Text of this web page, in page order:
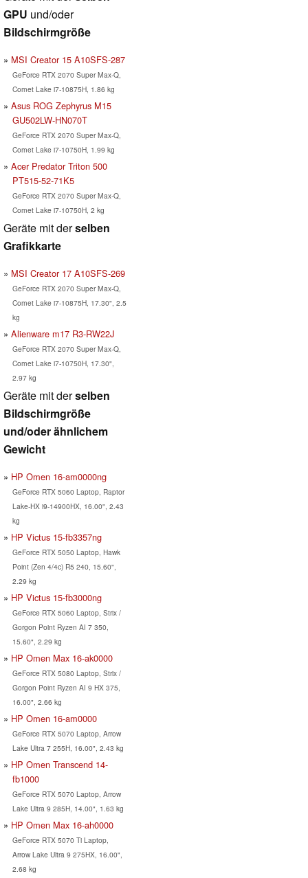
GPU und/oder
Bildschirmgröße
MSI Creator 15 A10SFS-287
GeForce RTX 2070 Super Max-Q,
Comet Lake i7-10875H, 1.86 kg
Asus ROG Zephyrus M15
GU502LW-HN070T
GeForce RTX 2070 Super Max-Q,
Comet Lake i7-10750H, 1.99 kg
Acer Predator Triton 500
PT515-52-71K5
GeForce RTX 2070 Super Max-Q,
Comet Lake i7-10750H, 2 kg
Geräte mit derselben
Grafikkarte
MSI Creator 17 A10SFS-269
GeForce RTX 2070 Super Max-Q,
Comet Lake i7-10875H, 17.30", 2.5
kg
Alienware m17 R3-RW22J
GeForce RTX 2070 Super Max-Q,
Comet Lake i7-10750H, 17.30",
2.97 kg
Geräte mit derselben
Bildschirmgröße
und/oder ähnlichem
Gewicht
HP Omen 16-am0000ng
GeForce RTX 5060 Laptop, Raptor
Lake-HX i9-14900HX, 16.00", 2.43
kg
HP Victus 15-fb3357ng
GeForce RTX 5050 Laptop, Hawk
Point (Zen 4/4c) R5 240, 15.60",
2.29 kg
HP Victus 15-fb3000ng
GeForce RTX 5060 Laptop, Strix /
Gorgon Point Ryzen AI 7 350,
15.60", 2.29 kg
HP Omen Max 16-ak0000
GeForce RTX 5080 Laptop, Strix /
Gorgon Point Ryzen AI 9 HX 375,
16.00", 2.66 kg
HP Omen 16-am0000
GeForce RTX 5070 Laptop, Arrow
Lake Ultra 7 255H, 16.00", 2.43 kg
HP Omen Transcend 14-
fb1000
GeForce RTX 5070 Laptop, Arrow
Lake Ultra 9 285H, 14.00", 1.63 kg
HP Omen Max 16-ah0000
GeForce RTX 5070 Ti Laptop,
Arrow Lake Ultra 9 275HX, 16.00",
2.68 kg